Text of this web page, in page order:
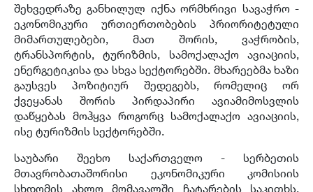
შეხვედრაზე განხილულ იქნა ორმხრივი სავაჭრო -
ეკონომიკური ურთიერთობების პრიორიტეტული
მიმართულებები, მათ შორის, ვაჭრობის,
ტრანსპორტის, ტურიზმის, სამოქალაქო ავიაციის,
ენერგეტიკისა და სხვა სექტორებში. მხარეებმა ხაზი
გაუსვეს პოზიტიურ შედეგებს, რომელიც ორ
ქვეყანას შორის პირდაპირი ავიამიმოსვლის
დაწყებას მოჰყვა როგორც სამოქალაქო ავიაციის,
ისე ტურიზმის სექტორებში.
საუბარი შეეხო საქართველო - სერბეთის
მთავრობათაშორისი ეკონომიკური კომისიის
სხდომის ახლო მომავალში ჩატარების საკითხს,